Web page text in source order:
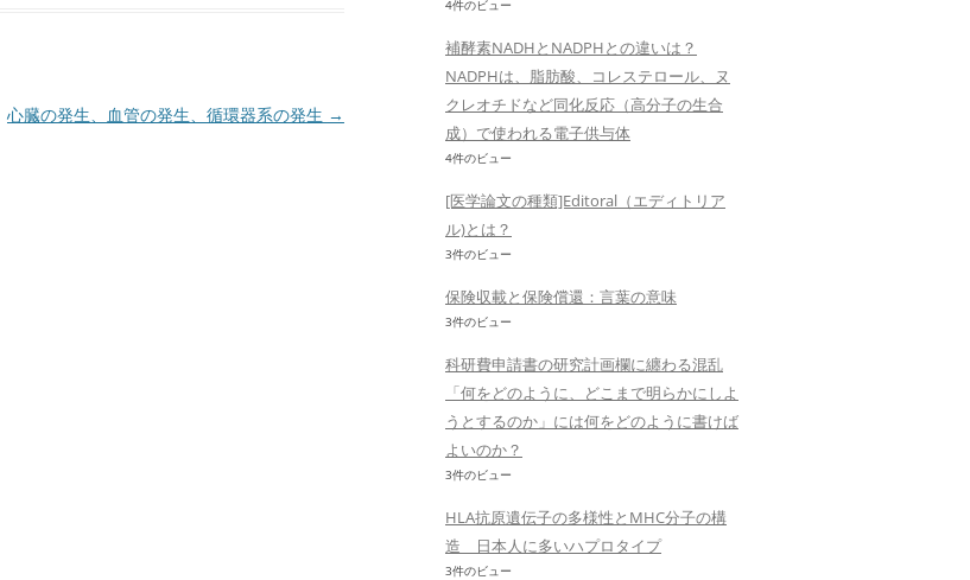
心臓の発生、血管の発生、循環器系の発生 →
4件のビュー
補酵素NADHとNADPHとの違いは？
NADPHは、脂肪酸、コレステロール、ヌ
クレオチドなど同化反応（高分子の生合
成）で使われる電子供与体
4件のビュー
[医学論文の種類]Editoral（エディトリア
ル)とは？
3件のビュー
保険収載と保険償還：言葉の意味
3件のビュー
科研費申請書の研究計画欄に纏わる混乱
「何をどのように、どこまで明らかにしよ
うとするのか」には何をどのように書けば
よいのか？
3件のビュー
HLA抗原遺伝子の多様性とMHC分子の構
造 日本人に多いハプロタイプ
3件のビュー